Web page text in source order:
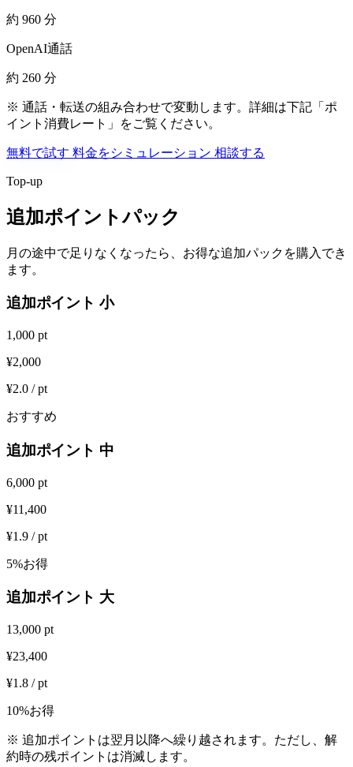
約 960 分
OpenAI通話
約 260 分
※ 通話・転送の組み合わせで変動します。詳細は下記「ポ
イント消費レート」をご覧ください。
無料で試す 料金をシミュレーション 相談する
Top-up
追加ポイントパック
月の途中で足りなくなったら、お得な追加パックを購入でき
ます。
追加ポイント 小
1,000 pt
¥2,000
¥2.0 / pt
おすすめ
追加ポイント 中
6,000 pt
¥11,400
¥1.9 / pt
5%お得
追加ポイント 大
13,000 pt
¥23,400
¥1.8 / pt
10%お得
※ 追加ポイントは翌月以降へ繰り越されます。ただし、解
約時の残ポイントは消滅します。